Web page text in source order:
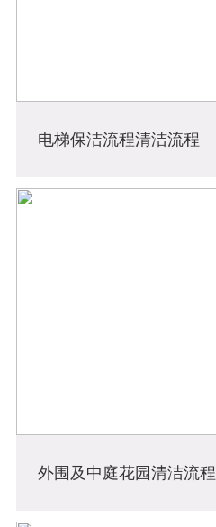
电梯保洁流程清洁流程
外围及中庭花园清洁流程